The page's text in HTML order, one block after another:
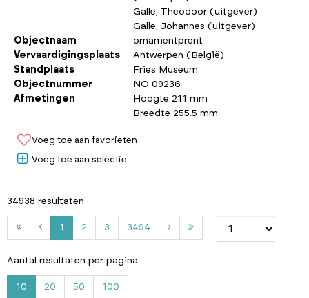
Galle, Theodoor (uitgever)
Galle, Johannes (uitgever)
Objectnaam
ornamentprent
Vervaardigingsplaats
Antwerpen (België)
Standplaats
Fries Museum
Objectnummer
NO 09236
Afmetingen
Hoogte 211 mm
Breedte 255.5 mm
Voeg toe aan favorieten
Voeg toe aan selectie
34938 resultaten
1 2 3 3494
4
Aantal resultaten per pagina:
10 20 50 100